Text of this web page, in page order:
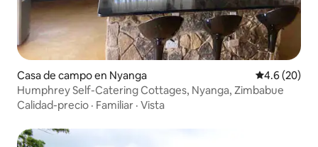
Casa de campo en Nyanga Calificación
4.6 (20)
Humphrey Self-Catering Cottages, Nyanga, Zimbabue
Calidad-precio · Familiar · Vista